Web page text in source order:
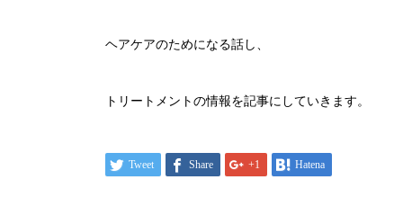
ヘアケアのためになる話し、
トリートメントの情報を記事にしていきます。
Tweet Share +1 Hatena